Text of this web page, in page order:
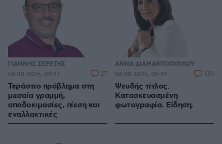
ΓΙΑΝΝΗΣ ΣΕΡΕΤΗΣ
Τεράστιο πρόβλημα στη
μεσαία γραμμή,
αποδοκιμασίες, πίεση και
εναλλακτικές
06.08.2026, 09:27 27
ΑΝΝΑ ΔΙΑΜΑΝΤΟΠΟΥΛΟΥ
Ψευδής τίτλος.
Κατασκευασμένη
φωτογραφία. Είδηση;
06.08.2026, 06:42 130